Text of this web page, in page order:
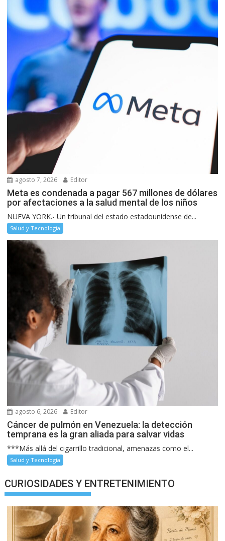
agosto 7, 2026 Editor
Meta es condenada a pagar 567 millones de dólares
por afectaciones a la salud mental de los niños
NUEVA YORK.- Un tribunal del estado estadounidense de...
Salud y Tecnología
agosto 6, 2026 Editor
Cáncer de pulmón en Venezuela: la detección
temprana es la gran aliada para salvar vidas
***Más allá del cigarrillo tradicional, amenazas como el...
Salud y Tecnología
CURIOSIDADES Y ENTRETENIMIENTO